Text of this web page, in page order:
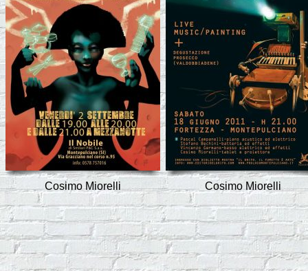
Cosimo Miorelli Cosimo Miorelli